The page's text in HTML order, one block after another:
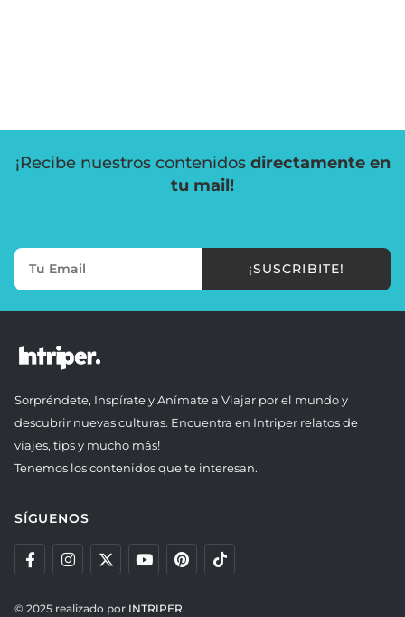
¡Recibe nuestros contenidos directamente en
tu mail!
¡SUSCRIBITE!
Sorpréndete, Inspírate y Anímate a Viajar por el mundo y
descubrir nuevas culturas. Encuentra en Intriper relatos de
viajes, tips y mucho más!
Tenemos los contenidos que te interesan.
SÍGUENOS
© 2025 realizado por INTRIPER.